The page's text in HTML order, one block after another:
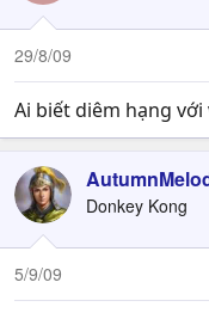
29/8/09
Ai biết diêm hạng
Donkey Kong
5/9/09